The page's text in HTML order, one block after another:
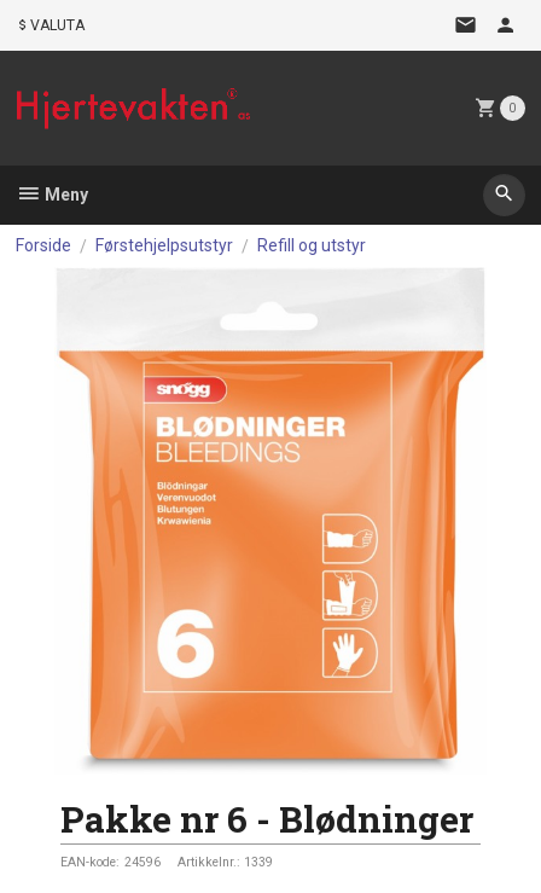
VALUTA
0
Meny
Forside Førstehjelpsutstyr Refill og utstyr
Pakke nr 6 - Blødninger
EAN-kode: 24596 Artikkelnr.: 1339